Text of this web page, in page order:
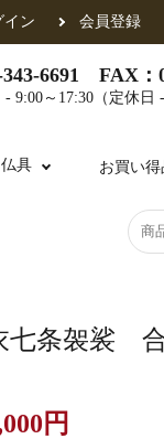
イン 会員登録
6691 FAX：
9:00～17:30（定休日 -
各派共
具 お買い得
七条袈裟
円